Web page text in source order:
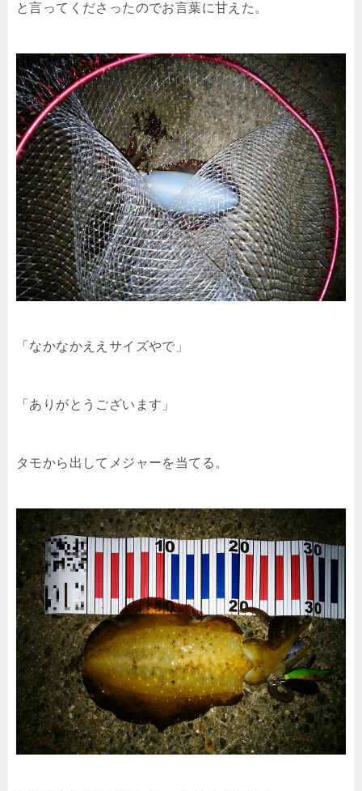
と言ってくださったのでお言葉に甘えた。
「なかなかええサイズやで」
「ありがとうございます」
タモから出してメジャーを当てる。